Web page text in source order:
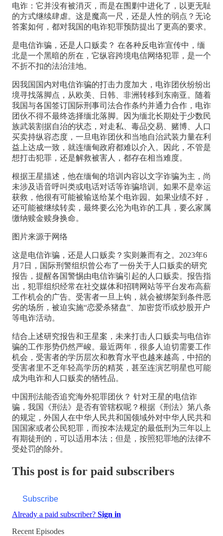
电诈：它并没有被消灭，而是在围剿中进化了，以更无耻
的方式继续肆虐。这是魔高一尺，还是人性的弱点？无论
答案如何，都对我国的电诈犯罪预防提出了更高的要求。
是电信诈骗，还是人口贩卖？ 在各种反电诈宣传中，缅
北是一个黑暗的所在，它纵容跨境电信网络犯罪，是一个
不折不扣的法治洼地。
因我国国内对电信诈骗的打击力度加大，电诈团伙纷纷出
境寻找落脚点，从欧美、日韩、非洲转移到东南亚。随着
我国与各国签订国际刑事司法合作条约并通力合作，电诈
团伙不得不最终选择缅北落脚。因为缅北长期处于少数民
族武装割据自治的状态，对走私、毒品交易、赌博、人口
买卖持纵容态度，一旦电诈团伙和当地自治武装力量在利
益上达成一致，就连缅甸政府都难以介入。因此，不管是
想打击犯罪，还是解救被害人，都存在相当难度。
根据王星描述，他在缅甸的培训内容以文字诈骗为主，尚
未涉及语音呼叫类或电话对话等诈骗培训。如果不是幸运
获救，他很有可能被输送给某个电诈园。如果业绩不好，
还可能被继续转卖，最终要么沦为电诈的工具，要么家属
缴纳赎金赎身换命。
图片来源于网络
这是电信诈骗，还是人口贩卖？实则兼而有之。2023年6
月7日，国际刑警组织曾公布了一份关于人口贩卖的研究
报告，提醒各国警惕由电信诈骗引起的人口贩卖。报告指
出，犯罪组织经常在社交媒体和招聘网站等平台发布高薪
工作机会的广告。受害者一旦上钩，就会被绑架到条件恶
劣的场所，被迫实施“恋爱杀猪盘”、加密货币或炒股开户
等电诈活动。
结合上述研究报告和王星案，未来打击人口贩卖与电信诈
骗的工作形势仍然严峻。最近两年，很多人迫切需要工作
机会，受害者的学历层次和教育水平也越来越高，中招的
受害者里不乏年轻高学历的精英，甚至连演艺明星也可能
成为电诈和人口贩卖的牺牲品。
中国刑法能否追究海外犯罪团伙？ 针对王星的电信诈
骗，我国《刑法》是否有管辖权呢？根据《刑法》第八条
的规定，外国人在中华人民共和国领域外对中华人民共和
国国家或者公民犯罪，而按本法规定的最低刑为三年以上
有期徒刑的，可以适用本法；但是，按照犯罪地的法律不
受处罚的除外。
This post is for paid subscribers
Subscribe
Already a paid subscriber? Sign in
Recent Episodes